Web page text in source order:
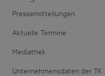
Pressemitteilungen
Aktuelle Termine
Mediathek
Unternehmensdaten der TK